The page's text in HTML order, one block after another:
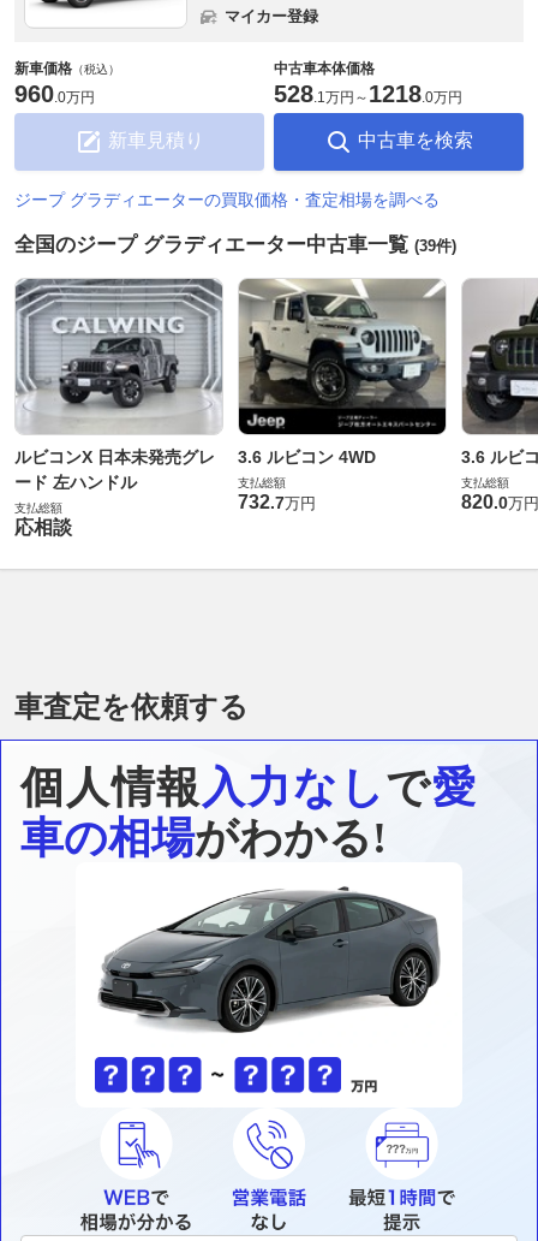
マイカー登録
新車価格 （税込）
960.0万円
新車見積り
中古車本体価格
528.1万円 ～ 1218.0万円
中古車を検索
ジープ グラディエーターの買取価格・査定相場を調べる
全国のジープ グラディエーター中古車一覧 (39件)
ルビコンX 日本未発売グレ
ード 左ハンドル
支払総額
応相談
3.6 ルビコン 4WD
支払総額
732.7万円
3.6 ルビ
支払総額
820.0万円
車査定を依頼する
個人情報入力なしで愛
車の相場がわかる!